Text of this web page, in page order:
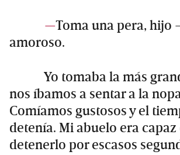
—Toma una pera, hijo
amoroso.
Yo tomaba la más
nos íbamos a sentar a la
Comíamos gustosos y el
detenía. Mi abuelo era capaz
detenerlo por escasos